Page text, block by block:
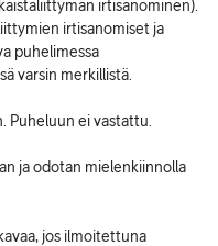
irtisanominen).
irtisanomiset ja
puhelimessa
varsin merkillistä.
ei vastattu.
ja odotan mielenkiinnolla
jos ilmoitettuna